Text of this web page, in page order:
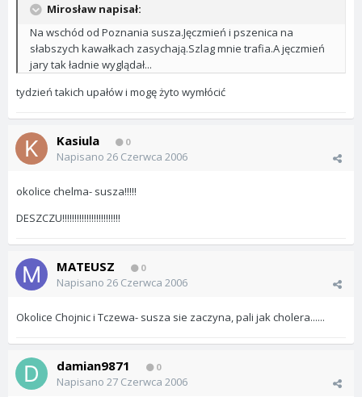
Mirosław napisał:
Na wschód od Poznania susza.Jęczmień i pszenica na
słabszych kawałkach zasychają.Szlag mnie trafia.A jęczmień
jary tak ładnie wyglądał...
tydzień takich upałów i mogę żyto wymłócić
Kasiula 0
Napisano 26 Czerwca 2006
okolice chelma- susza!!!!!
DESZCZU!!!!!!!!!!!!!!!!!!!!!!!!
MATEUSZ 0
Napisano 26 Czerwca 2006
Okolice Chojnic i Tczewa- susza sie zaczyna, pali jak cholera......
damian9871 0
Napisano 27 Czerwca 2006